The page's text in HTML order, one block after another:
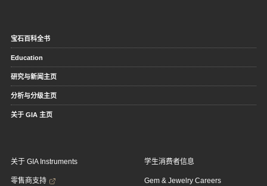
宝石百科全书
Education
研究与新闻主页
分析与分级主页
关于 GIA 主页
关于 GIA Instruments
零售商支持
学生消费者信息
Gem & Jewelry Careers